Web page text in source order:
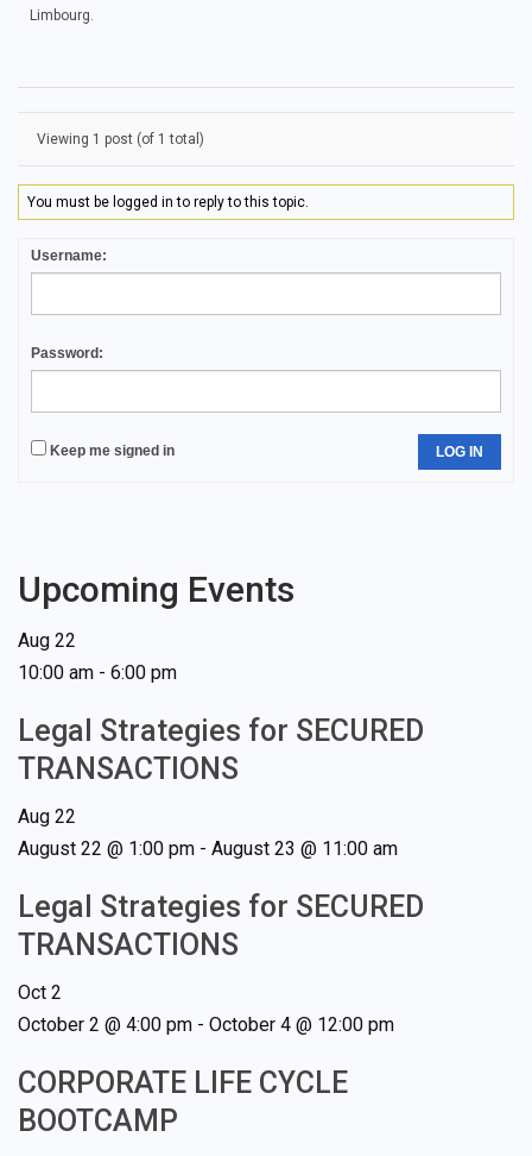
Limbourg.
Viewing 1 post (of 1 total)
You must be logged in to reply to this topic.
Username:
Password:
Keep me signed in LOG IN
Upcoming Events
Aug 22
10:00 am - 6:00 pm
Legal Strategies for SECURED
TRANSACTIONS
Aug 22
August 22 @ 1:00 pm - August 23 @ 11:00 am
Legal Strategies for SECURED
TRANSACTIONS
Oct 2
October 2 @ 4:00 pm - October 4 @ 12:00 pm
CORPORATE LIFE CYCLE
BOOTCAMP